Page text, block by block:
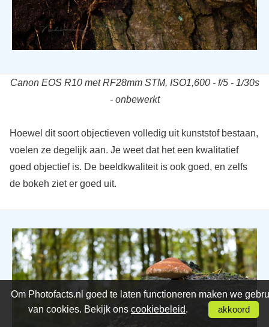
Canon EOS R10 met RF28mm STM, ISO1,600 - f/5 - 1/30s
- onbewerkt
Hoewel dit soort objectieven volledig uit kunststof bestaan,
voelen ze degelijk aan. Je weet dat het een kwalitatief
goed objectief is. De beeldkwaliteit is ook goed, en zelfs
de bokeh ziet er goed uit.
Om Photofacts.nl goed te laten functioneren maken we
van cookies. Bekijk ons cookiebeleid. akkoord